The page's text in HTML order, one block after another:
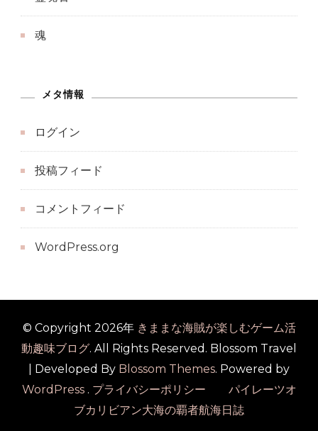
魂
メタ情報
ログイン
投稿フィード
コメントフィード
WordPress.org
© Copyright 2026年 きままな海賊が楽しむゲーム活
動趣味ブログ. All Rights Reserved. Blossom Travel
| Developed By Blossom Themes. Powered by
WordPress. プライバシーポリシー パイレーツオ
ブカリビアン大海の覇者航海日誌